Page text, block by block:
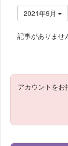
2021年9月
記事がありませ
アカウントを